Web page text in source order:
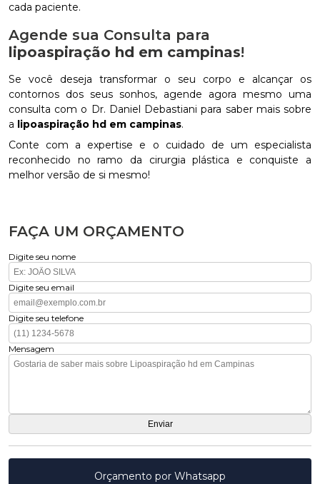
cada paciente.
Agende sua Consulta para
lipoaspiração hd em campinas!
Se você deseja transformar o seu corpo e alcançar os
contornos dos seus sonhos, agende agora mesmo uma
consulta com o Dr. Daniel Debastiani para saber mais sobre
a lipoaspiração hd em campinas.
Conte com a expertise e o cuidado de um especialista
reconhecido no ramo da cirurgia plástica e conquiste a
melhor versão de si mesmo!
FAÇA UM ORÇAMENTO
Digite seu nome
Digite seu email
Digite seu telefone
Mensagem
Orçamento por Whatsapp